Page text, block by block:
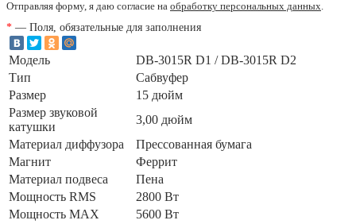
Отправляя форму, я даю согласие на обработку персональных данных.
* — Поля, обязательные для заполнения
Модель
DB-3015R D1 / DB-3015R D2
Тип
Сабвуфер
Размер
15 дюйм
Размер звуковой
катушки
3,00 дюйм
Материал диффузора
Прессованная бумага
Магнит
Феррит
Материал подвеса
Пена
Мощность RMS
2800 Вт
Мощность MAX
5600 Вт